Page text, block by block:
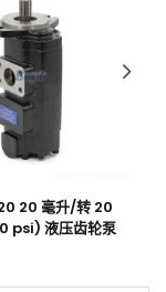
20 毫升/转 20
psi) 液压齿轮泵